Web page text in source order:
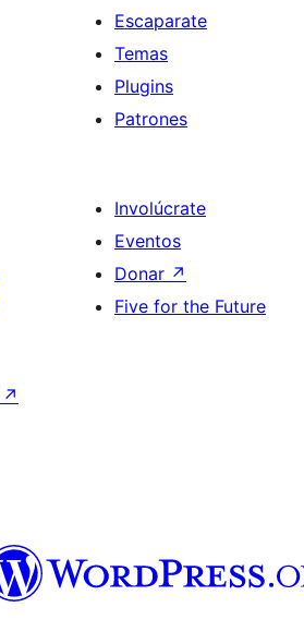
Escaparate
Temas
Plugins
Patrones
Involúcrate
Eventos
Donar ↗
Five for the Future
↗